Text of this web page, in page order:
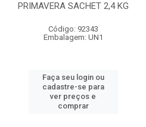
PRIMAVERA SACHET 2,4 KG
Código: 92343
Embalagem: UN1
Faça seu login ou
cadastre-se para
ver preços e
comprar